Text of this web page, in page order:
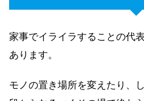
家事でイライラすることの代
あります。
モノの置き場所を変えたり、